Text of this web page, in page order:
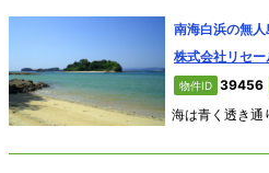
南海白浜の無
株式会社リセー
物件ID 39456